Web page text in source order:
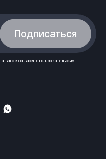
Подписаться
, а также согласен спользовательским